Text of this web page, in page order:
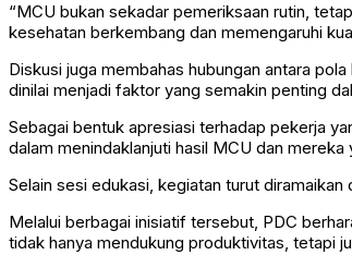
“MCU bukan sekadar pemeriksaan rutin,
kesehatan berkembang dan memengaruhi
Diskusi juga membahas hubungan antara
dinilai menjadi faktor yang semakin penting
Sebagai bentuk apresiasi terhadap pekerja
dalam menindaklanjuti hasil MCU dan
Selain sesi edukasi, kegiatan turut
Melalui berbagai inisiatif tersebut, PDC
tidak hanya mendukung produktivitas, tetapi